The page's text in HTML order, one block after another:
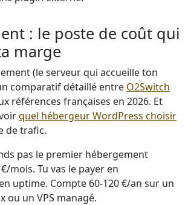
: le poste de coût qui
marge
(le serveur qui accueille ton
comparatif détaillé entre O2Switch
références françaises en 2026. Et
quel hébergeur WordPress choisir
de trafic.
pas le premier hébergement
mois. Tu vas le payer en
uptime. Compte 60-120 €/an sur un
ou un VPS managé.